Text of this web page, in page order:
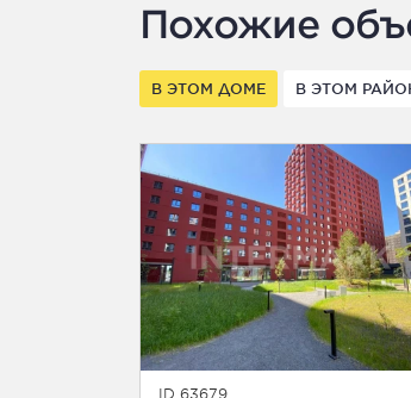
Похожие
В ЭТОМ ДОМЕ В ЭТОМ
ID 63679